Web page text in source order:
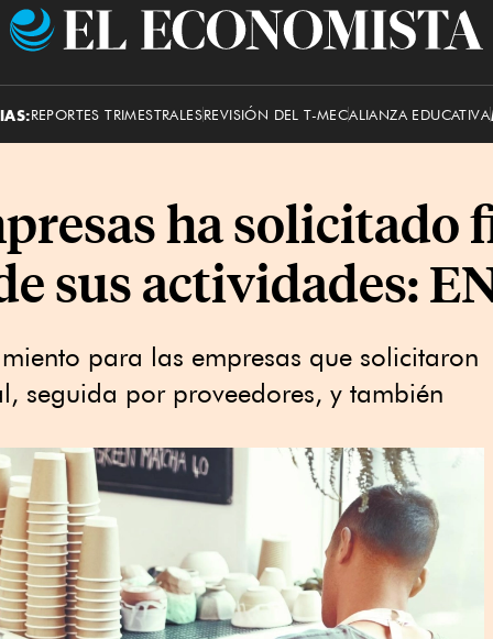
El
REPORTES TRIMESTRALESREVISIÓN DEL T-MECALIANZA EDUCATIVA
ha
sus actividades:
para las empresas que solicitaron
seguida por proveedores, y también